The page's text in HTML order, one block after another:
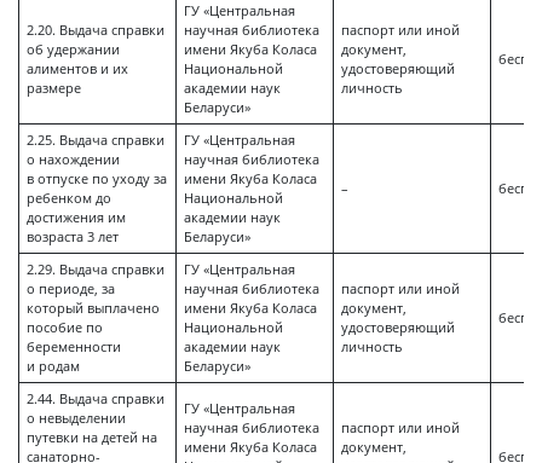
2.20. Выдача справки
об удержании
алиментов и их
размере
ГУ «Центральная
научная библиотека
имени Якуба Коласа
Национальной
академии наук
Беларуси»
паспорт или иной
документ,
удостоверяющий
личность
2.25. Выдача справки
о нахождении
в отпуске по уходу за
ребенком до
достижения им
возраста 3 лет
ГУ «Центральная
научная библиотека
имени Якуба Коласа
Национальной
академии наук
Беларуси»
–
2.29. Выдача справки
о периоде, за
который выплачено
пособие по
беременности
и родам
ГУ «Центральная
научная библиотека
имени Якуба Коласа
Национальной
академии наук
Беларуси»
паспорт или иной
документ,
удостоверяющий
личность
2.44. Выдача справки
о невыделении
путевки на детей на
санаторно-
ГУ «Центральная
научная библиотека
имени Якуба Коласа
паспорт или иной
документ,